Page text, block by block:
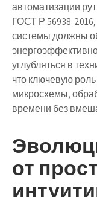
автоматизации
ГОСТ Р 56938-
системы должны
углубляться в
что ключевую
микросхемы,
времени без
от